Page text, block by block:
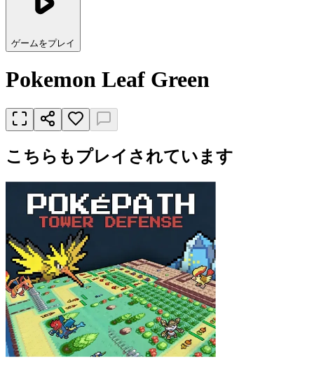
ゲームをプレイ
Pokemon Leaf Green
こちらもプレイされています